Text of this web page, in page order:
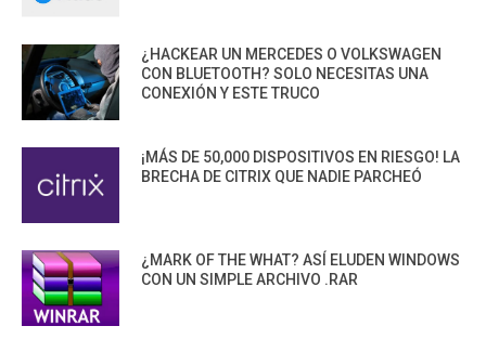
¿HACKEAR UN MERCEDES O VOLKSWAGEN
CON BLUETOOTH? SOLO NECESITAS UNA
CONEXIÓN Y ESTE TRUCO
¡MÁS DE 50,000 DISPOSITIVOS EN RIESGO! LA
BRECHA DE CITRIX QUE NADIE PARCHEÓ
¿MARK OF THE WHAT? ASÍ ELUDEN WINDOWS
CON UN SIMPLE ARCHIVO .RAR